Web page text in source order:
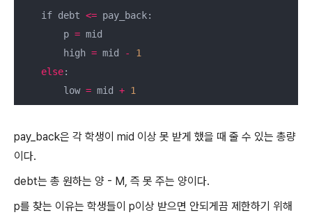
    if debt
<= pay_back:
        p
= mid
        high
= mid -
1
else:
        low
= mid + 1
pay_back은 각 학생이 mid 이상 못 받게 했을 때 줄 수 있는 총량
이다.
debt는 총 원하는 양 - M, 즉 못 주는 양이다.
p를 찾는 이유는 학생들이 p이상 받으면 안되게끔 제한하기 위해